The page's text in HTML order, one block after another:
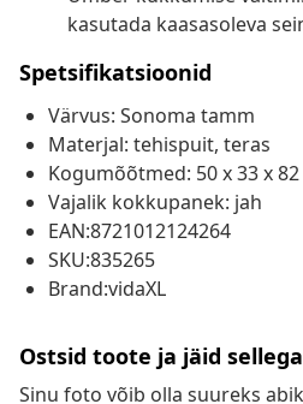
kasutada kaasasoleva
Spetsifikatsioonid
Värvus: Sonoma tamm
Materjal: tehispuit, teras
Kogumõõtmed: 50 x 33 x 82
Vajalik kokkupanek: jah
EAN:8721012124264
SKU:835265
Brand:vidaXL
Ostsid toote ja jäid
Sinu foto võib olla suureks